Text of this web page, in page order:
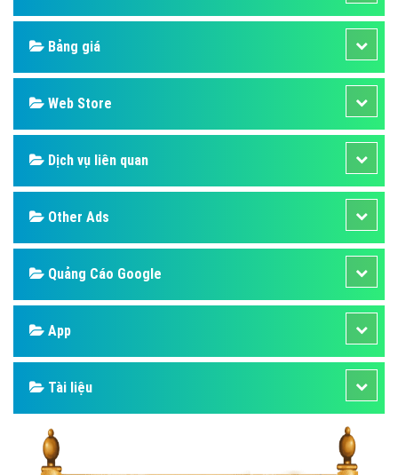
Bảng giá
Web Store
Dịch vụ liên quan
Other Ads
Quảng Cáo Google
App
Tài liệu